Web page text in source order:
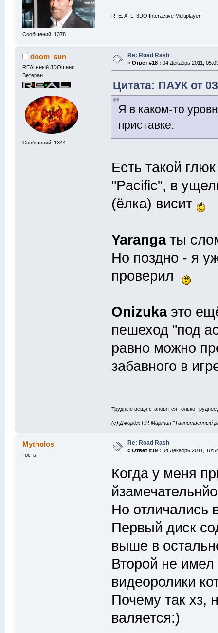
Сообщений: 1378
R. E. A. L. 3DO Interactive Multiplayer
doom_sun
REALьный 3DOшник
Ветеран
Сообщений: 1344
Re: Road Rash
« Ответ #18 : 04 Декабрь 2011,
Цитата: ПАУК от
Я в каком-то
приставке.
Есть такой
"Pacific", в
(ёлка) висит
Yarangaты
Но поздно - я
проверил
Onizukaэто
пешеход "под
равно можно
забавного в
Трудные вещи становятся только
(с) Джордж Р.Р. Мартин "Таинственный
Mytholos
Гость
Re: Road Rash
« Ответ #19 : 04 Декабрь 2011,
Когда у меня
Но отличались
Первый диск
выше в
Второй не
видеоролики
Почему так хз,
валяется:)